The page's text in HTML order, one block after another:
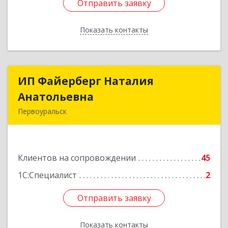
Отправить заявку
Показать контакты
Отправить заявку
Назад
ИП Файерберг Наталия
Анатольевна
Первоуральск
Клиентов на сопровождении
45
1С:Специалист
2
Отправить заявку
Показать контакты
ИП Файерберг Наталия
Подробнее
Отправить заявку
Назад